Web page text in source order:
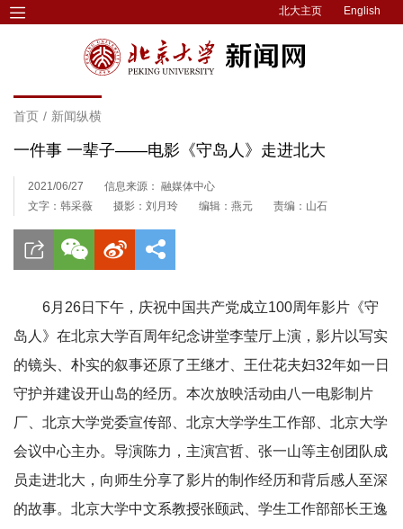
北大主页 English
首页 / 新闻纵横
一件事 一辈子——电影《守岛人》走进北大
2021/06/27
信息来源： 融媒体中心
文字：韩采薇
摄影：刘月玲 编辑：燕元 责编：山石
6月26日下午，庆祝中国共产党成立100周年影片《守
岛人》在北京大学百周年纪念讲堂李莹厅上演，影片以写实
的镜头、朴实的叙事还原了王继才、王仕花夫妇32年如一日
守护并建设开山岛的经历。 本次放映活动由八一电影制片
厂、北京大学党委宣传部、北京大学学生工作部、北京大学
会议中心主办。 导演陈力，主演宫哲、张一山等主创团队成
员走进北大，向师生分享了影片的制作经历和背后感人至深
的故事。北京大学中文系教授张颐武、学生工作部部长王逸